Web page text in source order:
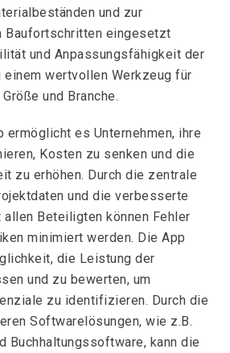
und zur
Baufortschritten eingesetzt
und Anpassungsfähigkeit der
einem wertvollen Werkzeug für
und Branche.
ermöglicht es Unternehmen, ihre
Kosten zu senken und die
zu erhöhen. Durch die zentrale
und die verbesserte
allen Beteiligten können Fehler
minimiert werden. Die App
die Leistung der
und zu bewerten, um
zu identifizieren. Durch die
Softwarelösungen, wie z.B.
Buchhaltungssoftware, kann die